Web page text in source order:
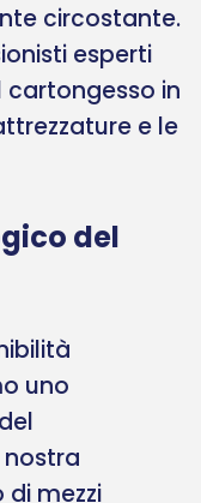
circostante.
esperti
in
e le
del
uno
nostra
di mezzi